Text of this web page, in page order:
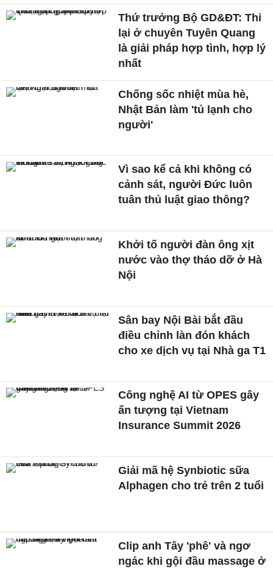
Thứ trưởng Bộ GD&ĐT: Thi
lại ở chuyên Tuyên Quang
là giải pháp hợp tình, hợp lý
nhất
Chống sốc nhiệt mùa hè,
Nhật Bản làm 'tủ lạnh cho
người'
Vì sao kể cả khi không có
cảnh sát, người Đức luôn
tuân thủ luật giao thông?
Khởi tố người đàn ông xịt
nước vào thợ tháo dỡ ở Hà
Nội
Sân bay Nội Bài bắt đầu
điều chỉnh làn đón khách
cho xe dịch vụ tại Nhà ga T1
Công nghệ AI từ OPES gây
ấn tượng tại Vietnam
Insurance Summit 2026
Giải mã hệ Synbiotic sữa
Alphagen cho trẻ trên 2 tuổi
Clip anh Tây 'phê' và ngơ
ngác khi gội đầu massage ở